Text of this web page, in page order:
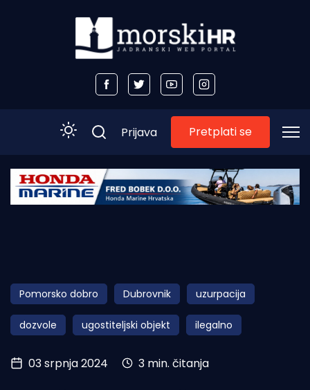
Početna
Obala
Otoci
Turizam i nautika
Pomorstvo
Prijava Pretplati se
Pomorsko dobro Dubrovnik uzurpacija
dozvole ugostiteljski objekt ilegalno
03 srpnja 2024 3 min. čitanja